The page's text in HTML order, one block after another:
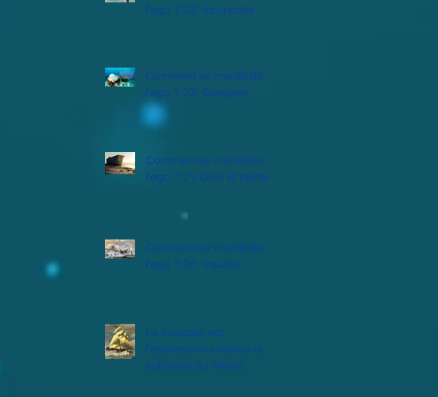
l'ego ? 23. Incuriosité
Comment se manifeste
l'ego ? 22. Dénigrer
Comment se manifeste
l'ego ? 21. Déni et inertie
Comment se manifeste
l'ego ? 20. Insultes
La musique est
l'expression créative et
sublimée du Verbe